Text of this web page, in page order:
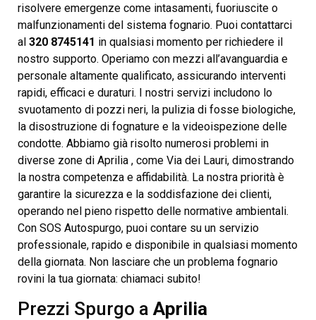
risolvere emergenze come intasamenti, fuoriuscite o
malfunzionamenti del sistema fognario. Puoi contattarci
al 320 8745141 in qualsiasi momento per richiedere il
nostro supporto. Operiamo con mezzi all’avanguardia e
personale altamente qualificato, assicurando interventi
rapidi, efficaci e duraturi. I nostri servizi includono lo
svuotamento di pozzi neri, la pulizia di fosse biologiche,
la disostruzione di fognature e la videoispezione delle
condotte. Abbiamo già risolto numerosi problemi in
diverse zone di Aprilia , come Via dei Lauri, dimostrando
la nostra competenza e affidabilità. La nostra priorità è
garantire la sicurezza e la soddisfazione dei clienti,
operando nel pieno rispetto delle normative ambientali.
Con SOS Autospurgo, puoi contare su un servizio
professionale, rapido e disponibile in qualsiasi momento
della giornata. Non lasciare che un problema fognario
rovini la tua giornata: chiamaci subito!
Prezzi Spurgo a Aprilia